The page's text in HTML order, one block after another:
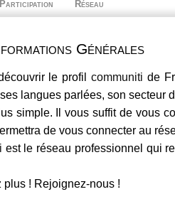
Participation Réseau
Générales
le profilcommuniti de
langues parlées, son secteur
simple. Il vous suffit de vous
de vous connecter au
est le réseau professionnel qui
plus ! Rejoignez-nous !